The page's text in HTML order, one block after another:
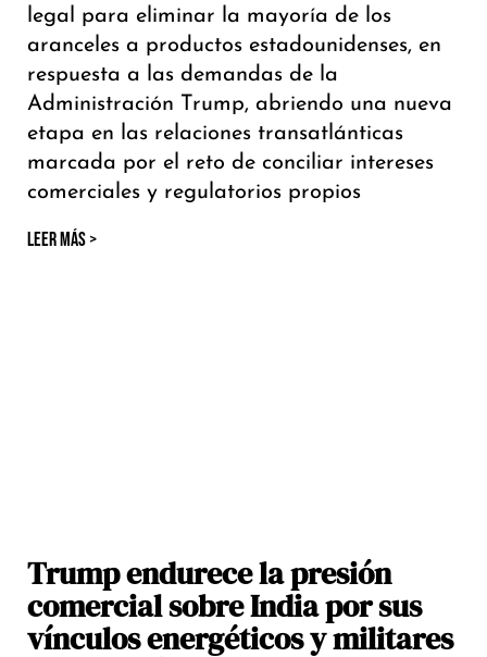
legal para eliminar la mayoría de los
aranceles a productos estadounidenses, en
respuesta a las demandas de la
Administración Trump, abriendo una nueva
etapa en las relaciones transatlánticas
marcada por el reto de conciliar intereses
comerciales y regulatorios propios
LEER MÁS >
Trump endurece la presión
comercial sobre India por sus
vínculos energéticos y militares